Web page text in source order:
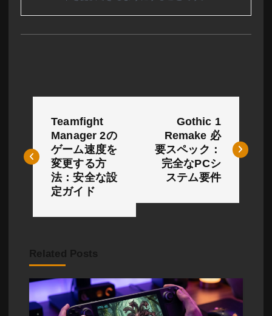
ナ
シ
ョ
ン
Teamfight
Manager 2の
ゲーム速度を
変更する方
法：安全な設
定ガイド
Gothic 1
Remake 必
要スペック：
完全なPCシ
ステム要件
Related Posts